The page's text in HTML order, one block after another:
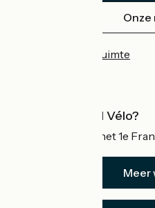
Onze
Professionele ruimte
Wat is Accueil Vélo?
Accueil Vélo is het 1e
Meer